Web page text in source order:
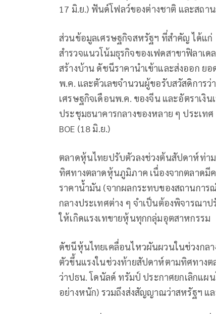
17 มิ.ย.) ฟันด์โฟลว์ของต่างชาติ และสถา
ส่วนข้อมูลเศรษฐกิจสหรัฐฯ ที่สำคัญ ได้แ
สำรวจแนวโน้มธุรกิจของเฟดสาขาฟิลาเ
สร้างบ้าน ดัชนีราคานำเข้าและส่งออก
พ.ค. และตัวเลขจำนวนผู้ขอรับสวัสดิการ
เศรษฐกิจเดือนพ.ค. ของจีน และอัตราเงิ
ประชุมธนาคารกลางของหลาย ๆ ประเทศ
BOE (18 มิ.ย.)
ตลาดหุ้นไทยปรับตัวลงช่วงต้นสัปดาห์ท่า
ทิศทางตลาดหุ้นภูมิภาค เนื่องจากตลาดมี
ราคาน้ำมัน (จากผลกระทบของสถานการ
กลางประเทศต่าง ๆ จำเป็นต้องพิจารณา
ให้เกิดแรงเทขายหุ้นทุกกลุ่มอุตสาหกรรม
ดัชนีหุ้นไทยเคลื่อนไหวผันผวนในช่วงกล
ตัวขึ้นแรงในช่วงท้ายสัปดาห์ตามทิศทาง
ว่าปธน. โดนัลด์ ทรัมป์ ประกาศยกเลิกแ
อย่างหนัก) รวมถึงส่งสัญญาณว่าสหรัฐฯ แ